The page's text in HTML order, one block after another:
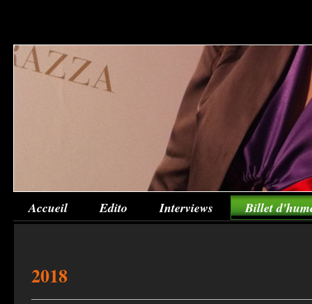
Accueil Edito Interviews Billet
2018